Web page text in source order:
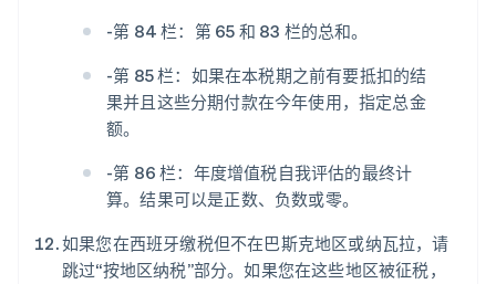
-第 84 栏：第 65 和 83 栏的总和。
-第 85 栏：如果在本税期之前有要抵扣的结
果并且这些分期付款在今年使用，指定总金
额。
-第 86 栏：年度增值税自我评估的最终计
算。结果可以是正数、负数或零。
如果您在西班牙缴税但不在巴斯克地区或纳瓦拉，请
跳过“按地区纳税”部分。如果您在这些地区被征税，